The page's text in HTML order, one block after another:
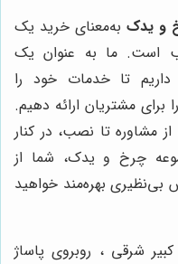
و یدک به‌معنای خرید یک
است. ما به عنوان یک
تا خدمات خود را
برای مشتریان ارائه دهیم.
مشاوره تا نصب، در کنار
چرخ و یدک، شما از
بهره‌مند خواهید
شرقی ، روبروی پاساژ